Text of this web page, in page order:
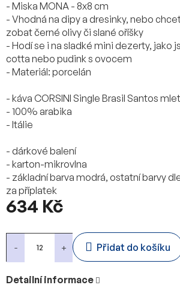
634 Kč
Přidat do košíku
- Miska MONA - 8x8 cm
- Vhodná na dipy a dresinky, nebo
zobat černé olivy či slané oříšky
- Hodí se i na sladké mini dezerty, jako
cotta nebo pudink s ovocem
- Materiál: porcelán
- káva CORSINI Single Brasil Santos
- 100% arabika
- Itálie
- dárkové balení
- karton-mikrovlna
- základní barva modrá, ostatní barvy
za příplatek
Detailní informace